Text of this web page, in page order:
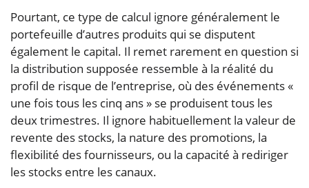
Pourtant, ce type de calcul ignore généralement le
portefeuille d’autres produits qui se disputent
également le capital. Il remet rarement en question si
la distribution supposée ressemble à la réalité du
profil de risque de l’entreprise, où des événements «
une fois tous les cinq ans » se produisent tous les
deux trimestres. Il ignore habituellement la valeur de
revente des stocks, la nature des promotions, la
flexibilité des fournisseurs, ou la capacité à rediriger
les stocks entre les canaux.